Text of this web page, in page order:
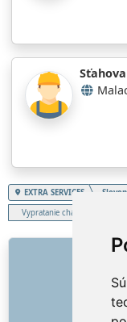
EXTRA SERVICES
Vypratanie chalupy, chaty